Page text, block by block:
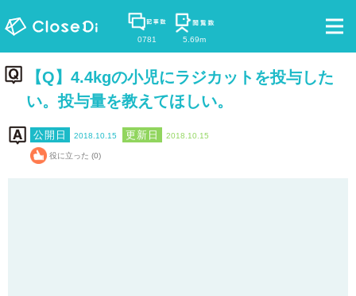
0781 5.69m
【Q】4.4kgの小児にラジカットを投与した
い。投与量を教えてほしい。
2018.10.15 2018.10.15
役に立った (0)